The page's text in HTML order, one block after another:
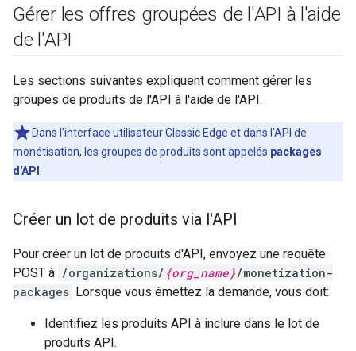
Gérer les offres groupées de l'API à l'aide
de l'API
Les sections suivantes expliquent comment gérer les
groupes de produits de l'API à l'aide de l'API.
Dans l'interface utilisateur Classic Edge et dans l'API de
monétisation, les groupes de produits sont appelés packages
d'API
Créer un lot de produits via l'API
Pour créer un lot de produits d'API, envoyez une requête
POST à /organizations/ {org_name}/monetization-
packages Lorsque vous émettez la demande, vous doit:
Identifiez les produits API à inclure dans le lot de
produits API.